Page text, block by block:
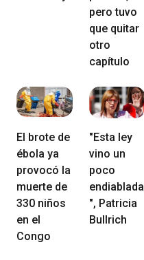
pero tuvo
que quitar
otro
capítulo
El brote de
ébola ya
provocó la
muerte de
330 niños
en el
Congo
"Esta ley
vino un
poco
endiablada
", Patricia
Bullrich